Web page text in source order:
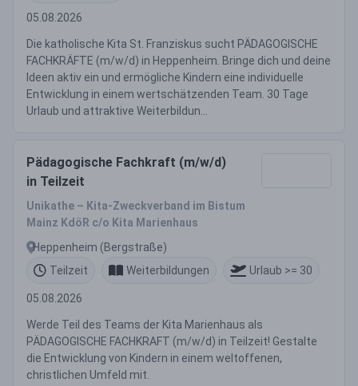
05.08.2026
Die katholische Kita St. Franziskus sucht PÄDAGOGISCHE
FACHKRÄFTE (m/w/d) in Heppenheim. Bringe dich und deine
Ideen aktiv ein und ermögliche Kindern eine individuelle
Entwicklung in einem wertschätzenden Team. 30 Tage
Urlaub und attraktive Weiterbildun...
Pädagogische Fachkraft (m/w/d)
in Teilzeit
Unikathe – Kita-Zweckverband im Bistum
Mainz KdöR c/o Kita Marienhaus
Heppenheim (Bergstraße)
Teilzeit
Weiterbildungen Urlaub >= 30
05.08.2026
Werde Teil des Teams der Kita Marienhaus als
PÄDAGOGISCHE FACHKRAFT (m/w/d) in Teilzeit! Gestalte
die Entwicklung von Kindern in einem weltoffenen,
christlichen Umfeld mit.